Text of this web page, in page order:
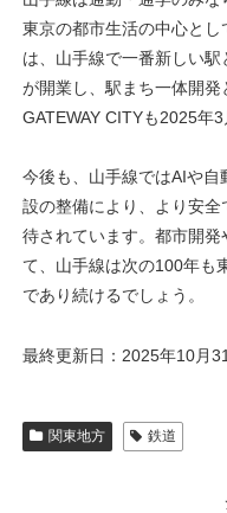
東京の都市生活の中心と
は、山手線で一番新しい
が開業し、駅まち一体開発
GATEWAY CITYも2025年
今後も、山手線ではAIや
設の整備により、より安
待されています。都市開
て、山手線は次の100年も
であり続けるでしょう。
最終更新日：2025年10月
関東地方 鉄道